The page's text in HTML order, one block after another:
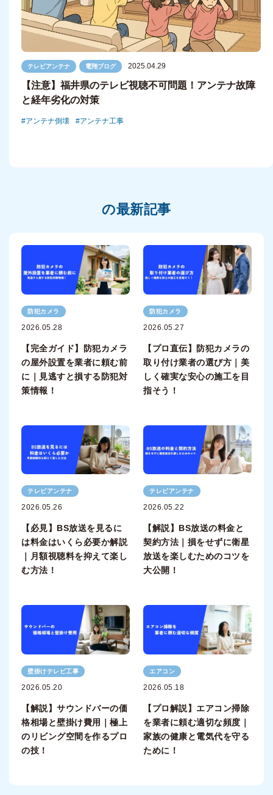
テレビアンテナ 電翔ブログ 2025.04.29
【注意】福井県のテレビ視聴不可問題！アンテナ故障
と経年劣化の対策
アンテナ倒壊 アンテナ工事
の最新記事
防犯カメラ
2026.05.28
【完全ガイド】防犯カメラ
の屋外設置を業者に頼む前
に｜見逃すと損する防犯対
策情報！
防犯カメラ
2026.05.27
【プロ直伝】防犯カメラの
取り付け業者の選び方｜美
しく確実な安心の施工を目
指そう！
テレビアンテナ
2026.05.26
【必見】BS放送を見るに
は料金はいくら必要か解説
｜月額視聴料を抑えて楽し
む方法！
テレビアンテナ
2026.05.22
【解説】BS放送の料金と
契約方法｜損をせずに衛星
放送を楽しむためのコツを
大公開！
壁掛けテレビ工事
2026.05.20
【解説】サウンドバーの価
格相場と壁掛け費用｜極上
のリビング空間を作るプロ
の技！
エアコン
2026.05.18
【プロ解説】エアコン掃除
を業者に頼む適切な頻度｜
家族の健康と電気代を守る
ために！